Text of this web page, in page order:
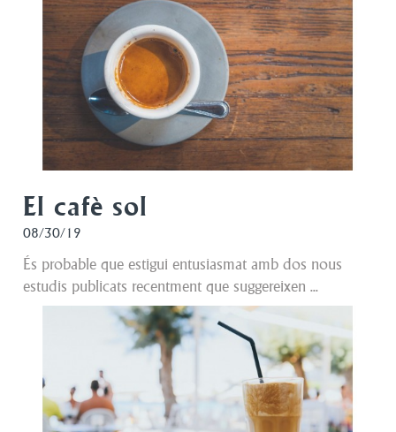
El cafè sol
08/30/19
És probable que estigui entusiasmat amb dos nous
estudis publicats recentment que suggereixen ...